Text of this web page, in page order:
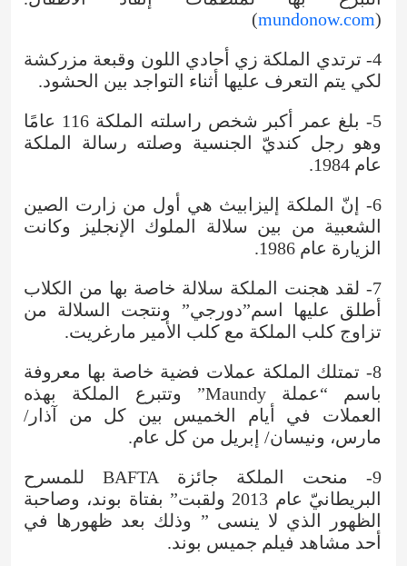
(
mundonow.com
)
4- ترتدي الملكة زي أحادي اللون وقبعة مزركشة
لكي يتم التعرف عليها أثناء التواجد بين الحشود.
5- بلغ عمر أكبر شخص راسلته الملكة 116 عامًا
وهو رجل كنديّ الجنسية وصلته رسالة الملكة
عام 1984.
6- إنّ الملكة إليزابيث هي أول من زارت الصين
الشعبية من بين سلالة الملوك الإنجليز وكانت
الزيارة عام 1986.
7- لقد هجنت الملكة سلالة خاصة بها من الكلاب
أطلق عليها اسم”دورجي” ونتجت السلالة من
تزاوج كلب الملكة مع كلب الأمير مارغريت.
8- تمتلك الملكة عملات فضية خاصة بها معروفة
باسم “عملة Maundy” وتتبرع الملكة بهذه
العملات في أيام الخميس بين كل من آذار/
مارس، ونيسان/ إبريل من كل عام.
9- منحت الملكة جائزة BAFTA للمسرح
البريطانيّ عام 2013 ولقبت” بفتاة بوند، وصاحبة
الظهور الذي لا ينسى ” وذلك بعد ظهورها في
أحد مشاهد فيلم جميس بوند.